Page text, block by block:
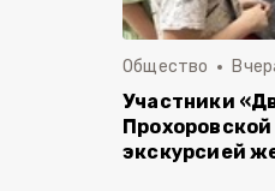
Общество
Участники
экскурсией